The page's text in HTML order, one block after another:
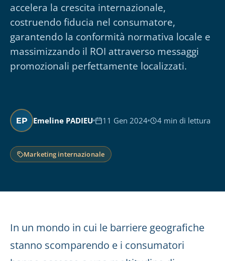
accelera la crescita internazionale,
costruendo fiducia nel consumatore,
garantendo la conformità normativa locale e
massimizzando il ROI attraverso messaggi
promozionali perfettamente localizzati.
EP Emeline PADIEU 11 Gen 2024 4 min di lettura
Marketing internazionale
In un mondo in cui le barriere geografiche
stanno scomparendo e i consumatori